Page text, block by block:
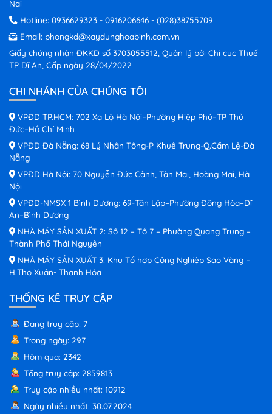
Nai
Hotline: 0936629323 - 0916206646 - (028)38755709
Email: phongkd@xaydunghoabinh.com.vn
Giấy chứng nhận ĐKKD số 3703055512, Quản lý bởi Chi cục Thuế
TP Dĩ An, Cấp ngày 28/04/2022
CHI NHÁNH CỦA CHÚNG TÔI
VPĐD TP.HCM: 702 Xa Lộ Hà Nội–Phường Hiệp Phú–TP Thủ
Đức–Hồ Chí Minh
VPĐD Đà Nẵng: 68 Lý Nhân Tông-P Khuê Trung-Q.Cẩm Lệ-Đà
Nẵng
VPĐD Hà Nội: 70 Nguyễn Đức Cảnh, Tân Mai, Hoàng Mai, Hà
Nội
VPĐD-NMSX 1 Bình Dương: 69-Tân Lập–Phường Đông Hòa–Dĩ
An–Bình Dương
NHÀ MÁY SẢN XUẤT 2: Số 12 – Tổ 7 – Phường Quang Trung –
Thành Phố Thái Nguyên
NHÀ MÁY SẢN XUẤT 3: Khu Tổ hợp Công Nghiệp Sao Vàng –
H.Thọ Xuân- Thanh Hóa
THỐNG KÊ TRUY CẬP
Đang truy cập: 7
Trong ngày: 297
Hôm qua: 2342
Tổng truy cập: 2859813
Truy cập nhiều nhất: 10912
Ngày nhiều nhất: 30.07.2024